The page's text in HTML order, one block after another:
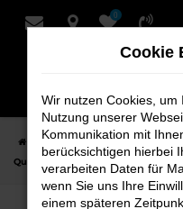
Zum
0
Startseite Syke
Seat
Qualität, Service und Fahrspaß
Cookie
Wir nutzen Cookies,
Nutzung unserer
Kommunikation mit
berücksichtigen hierbei
verarbeiten Daten für
wenn Sie uns Ihre
einem späteren